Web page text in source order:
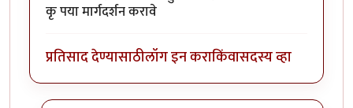
कृ पया मार्गदर्शन करावे
प्रतिसाद देण्यासाठीलॉग इन कराकिंवासदस्य व्हा